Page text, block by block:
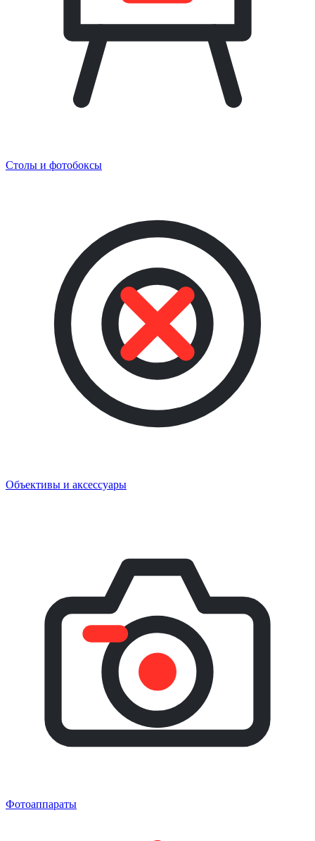
Столы и фотобоксы
Объективы и аксессуары
Фотоаппараты